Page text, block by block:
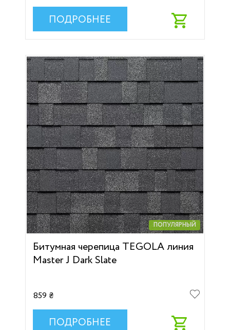
ПОДРОБНЕЕ
ПОПУЛЯРНЫЙ
Битумная черепица TEGOLA линия
Master J Dark Slate
859 ₴
ПОДРОБНЕЕ